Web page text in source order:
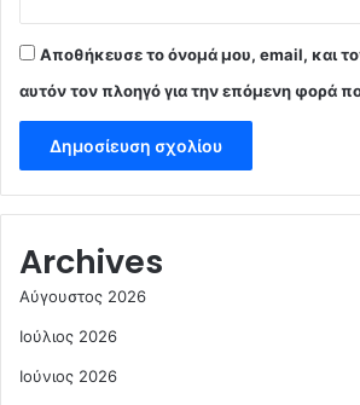
Αποθήκευσε το όνομά μου, email, και
αυτόν τον πλοηγό για την επόμενη φορά
Archives
Αύγουστος 2026
Ιούλιος 2026
Ιούνιος 2026